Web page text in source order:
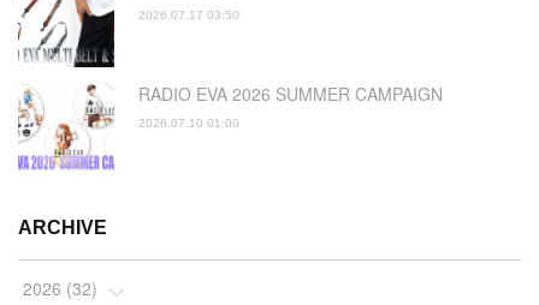
2026.07.17 03:50
RADIO EVA 2026 SUMMER CAMPAIGN
2026.07.10 01:00
ARCHIVE
2026 (32)